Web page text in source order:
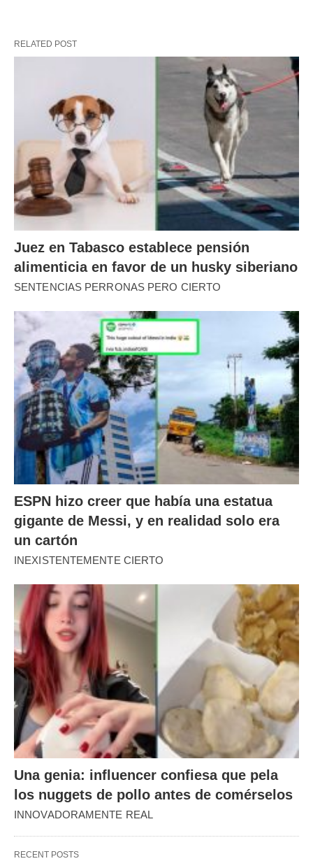
RELATED POST
Juez en Tabasco establece pensión
alimenticia en favor de un husky siberiano
SENTENCIAS PERRONAS PERO CIERTO
ESPN hizo creer que había una estatua
gigante de Messi, y en realidad solo era
un cartón
INEXISTENTEMENTE CIERTO
Una genia: influencer confiesa que pela
los nuggets de pollo antes de comérselos
INNOVADORAMENTE REAL
RECENT POSTS